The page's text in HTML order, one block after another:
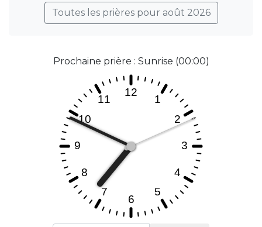
Toutes les prières pour août 2026
Prochaine prière : Sunrise (00:00)